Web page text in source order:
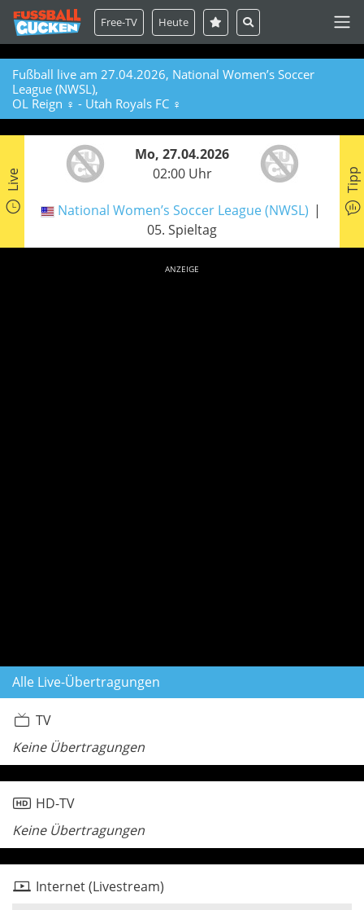
Free-TV Heute
Fußball live am 27.04.2026, National Women’s Soccer
League (NWSL),
OL Reign ♀ - Utah Royals FC ♀
Live
Mo, 27.04.2026
02:00 Uhr
National Women’s Soccer League (NWSL)
05. Spieltag
Tipp
ANZEIGE
Alle Live-Übertragungen
TV
Keine Übertragungen
HD-TV
Keine Übertragungen
Internet (Livestream)